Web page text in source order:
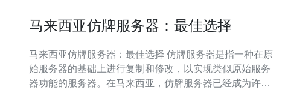
马来西亚仿牌服务器：最佳选择
马来西亚仿牌服务器：最佳选择 仿牌服务器是指一种在原
始服务器的基础上进行复制和修改，以实现类似原始服务
器功能的服务器。在马来西亚，仿牌服务器已经成为许多